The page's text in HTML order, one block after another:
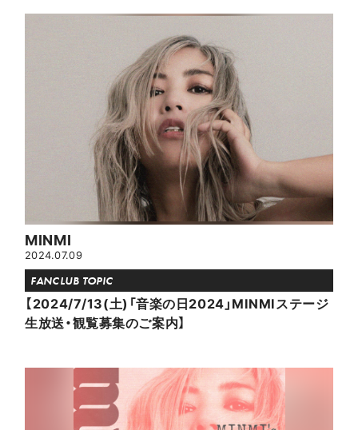
MINMI
2024.07.09
FANCLUB TOPIC
【2024/7/13(土)「音楽の日2024」MINMIステージ
生放送・観覧募集のご案内】